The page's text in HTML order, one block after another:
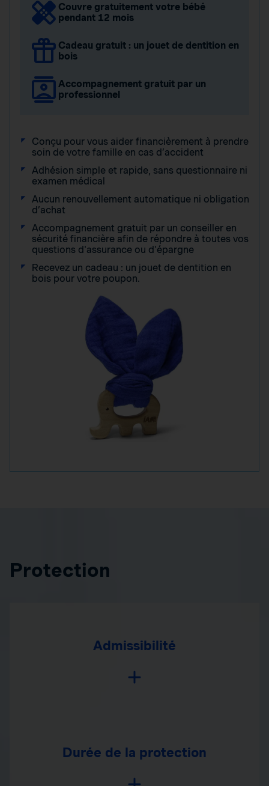
Couvre gratuitement votre bébé
pendant 12 mois
Cadeau gratuit : un jouet de dentition en
bois
Accompagnement gratuit par un
professionnel
Conçu pour vous aider financièrement à prendre
soin de votre famille en cas d’accident
Adhésion simple et rapide, sans questionnaire ni
examen médical
Aucun renouvellement automatique ni obligation
d’achat
Accompagnement gratuit par un conseiller en
sécurité financière afin de répondre à toutes vos
questions d'assurance ou d'épargne
Recevez un cadeau : un jouet de dentition en
bois pour votre poupon.
Protection
Admissibilité
Durée de la protection